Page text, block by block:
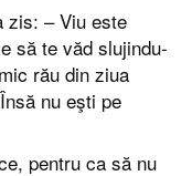
zis: – Viu este
să te văd slujindu-
rău din ziua
nu eşti pe
pentru ca să nu